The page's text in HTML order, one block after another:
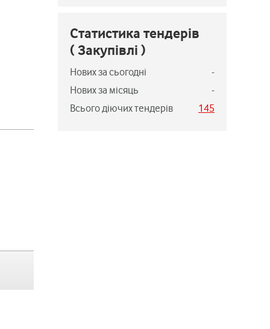
Статистика тендерів
( Закупівлі )
Нових за сьогодні
-
Нових за місяць
-
Всього діючих тендерів
145